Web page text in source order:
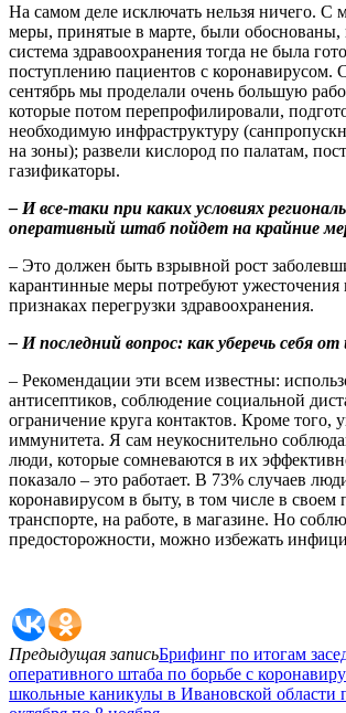
На самом деле исключать нельзя ничего. С
меры, принятые в марте, были обоснованы,
система здравоохранения тогда не была
поступлению пациентов с коронавирусом.
сентябрь мы проделали очень большую
которые потом перепрофилировали,
необходимую инфраструктуру
на зоны); развели кислород по палатам,
газификаторы.
– И все-таки при каких условиях
оперативный штаб пойдет на крайние
– Это должен быть взрывной рост
карантинные меры потребуют
признаках перегрузки здравоохранения.
– И последний вопрос: как уберечь себя
– Рекомендации эти всем известны:
антисептиков, соблюдение социальной
ограничение круга контактов. Кроме того,
иммунитета. Я сам неукоснительно
люди, которые сомневаются в их
показало – это работает. В 73% случаев
коронавирусом в быту, в том числе в своем
транспорте, на работе, в магазине. Но
предосторожности, можно избежать
Предыдущая записьБрифинг по итогам
оперативного штаба по борьбе с
школьные каникулы в Ивановской области